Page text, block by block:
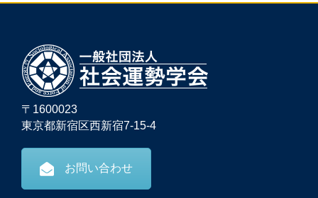
〒1600023
東京都新宿区西新宿7-15-4
お問い合わせ